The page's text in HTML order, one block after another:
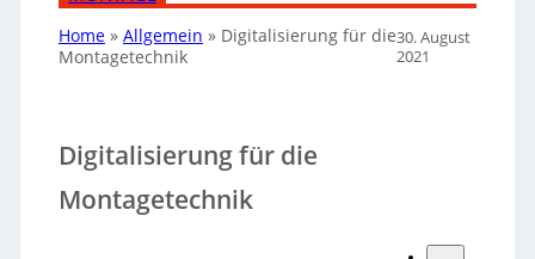
Home» Allgemein » Digitalisierung für die
Montagetechnik
30. August
2021
Digitalisierung für die
Montagetechnik